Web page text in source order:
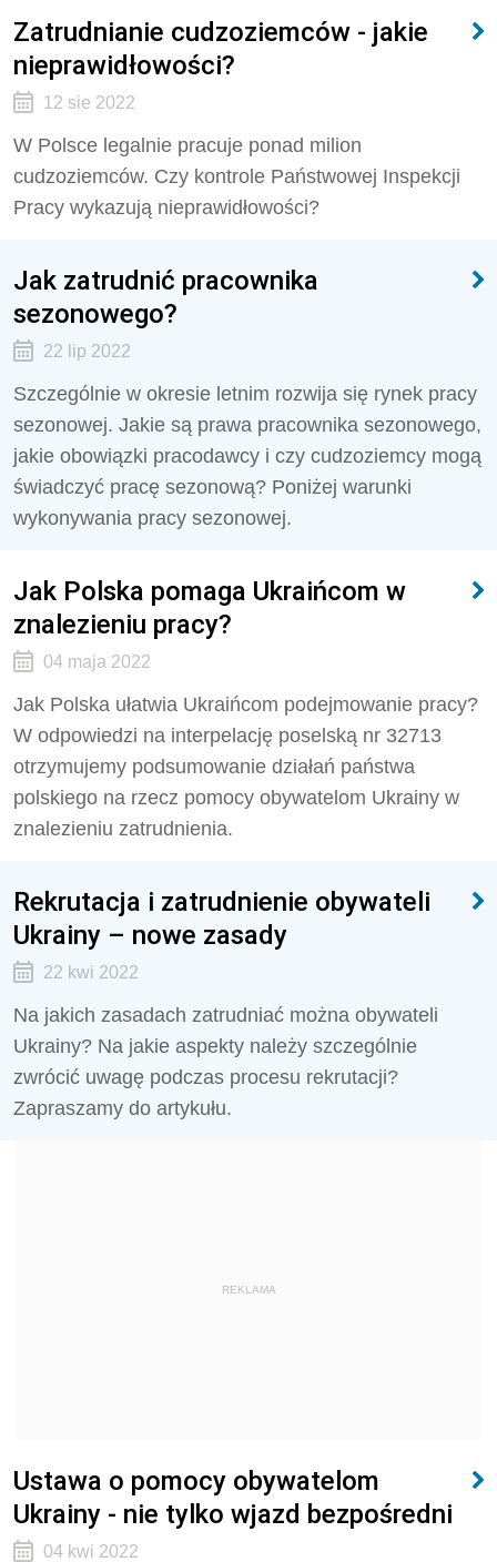
Zatrudnianie cudzoziemców - jakie
nieprawidłowości?
12 sie 2022
W Polsce legalnie pracuje ponad milion
cudzoziemców. Czy kontrole Państwowej Inspekcji
Pracy wykazują nieprawidłowości?
Jak zatrudnić pracownika
sezonowego?
22 lip 2022
Szczególnie w okresie letnim rozwija się rynek pracy
sezonowej. Jakie są prawa pracownika sezonowego,
jakie obowiązki pracodawcy i czy cudzoziemcy mogą
świadczyć pracę sezonową? Poniżej warunki
wykonywania pracy sezonowej.
Jak Polska pomaga Ukraińcom w
znalezieniu pracy?
04 maja 2022
Jak Polska ułatwia Ukraińcom podejmowanie pracy?
W odpowiedzi na interpelację poselską nr 32713
otrzymujemy podsumowanie działań państwa
polskiego na rzecz pomocy obywatelom Ukrainy w
znalezieniu zatrudnienia.
Rekrutacja i zatrudnienie obywateli
Ukrainy – nowe zasady
22 kwi 2022
Na jakich zasadach zatrudniać można obywateli
Ukrainy? Na jakie aspekty należy szczególnie
zwrócić uwagę podczas procesu rekrutacji?
Zapraszamy do artykułu.
REKLAMA
Ustawa o pomocy obywatelom
Ukrainy - nie tylko wjazd bezpośredni
04 kwi 2022